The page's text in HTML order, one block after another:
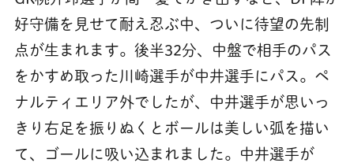
好守備を見せて耐え忍ぶ中、ついに待望の先制
点が生まれます。後半32分、中盤で相手のパス
をかすめ取った川崎選手が中井選手にパス。ペ
ナルティエリア外でしたが、中井選手が思いっ
きり右足を振りぬくとボールは美しい弧を描い
て、ゴールに吸い込まれました。中井選手が